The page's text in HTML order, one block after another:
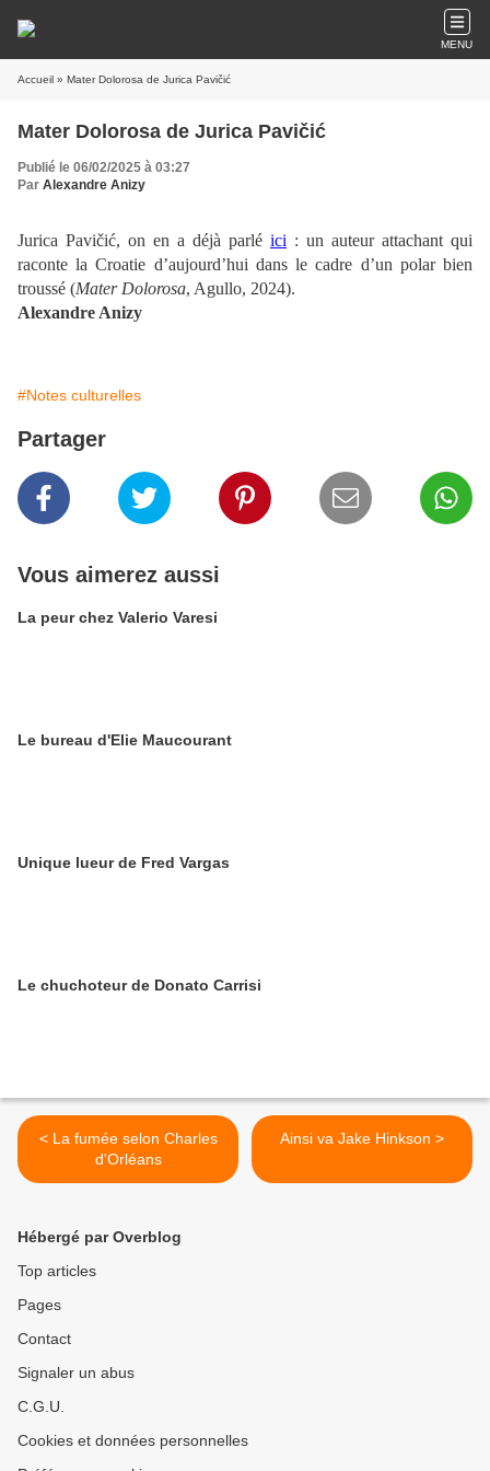
MENU
Accueil » Mater Dolorosa de Jurica Pavičić
Mater Dolorosa de Jurica Pavičić
Publié le 06/02/2025 à 03:27
Par Alexandre Anizy
Jurica Pavičić, on en a déjà parlé ici : un auteur attachant qui
raconte la Croatie d’aujourd’hui dans le cadre d’un polar bien
troussé (Mater Dolorosa, Agullo, 2024).
Alexandre Anizy
#Notes culturelles
Partager
Vous aimerez aussi
La peur chez Valerio Varesi
Le bureau d'Elie Maucourant
Unique lueur de Fred Vargas
Le chuchoteur de Donato Carrisi
< La fumée selon Charles
d'Orléans
Ainsi va Jake Hinkson >
Hébergé par Overblog
Top articles
Pages
Contact
Signaler un abus
C.G.U.
Cookies et données personnelles